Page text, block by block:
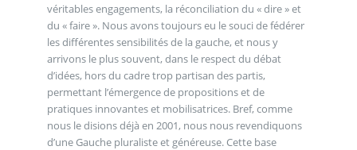
véritables engagements, la réconciliation du « dire » et
du « faire ». Nous avons toujours eu le souci de fédérer
les différentes sensibilités de la gauche, et nous y
arrivons le plus souvent, dans le respect du débat
d’idées, hors du cadre trop partisan des partis,
permettant l’émergence de propositions et de
pratiques innovantes et mobilisatrices. Bref, comme
nous le disions déjà en 2001, nous nous revendiquons
d’une Gauche pluraliste et généreuse. Cette base